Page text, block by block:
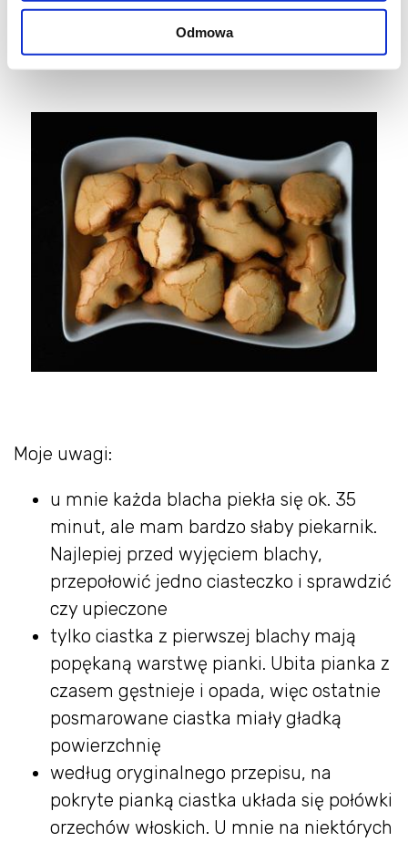
Odmowa
Moje uwagi:
u mnie każda blacha piekła się ok. 35
minut, ale mam bardzo słaby piekarnik.
Najlepiej przed wyjęciem blachy,
przepołowić jedno ciasteczko i sprawdzić
czy upieczone
tylko ciastka z pierwszej blachy mają
popękaną warstwę pianki. Ubita pianka z
czasem gęstnieje i opada, więc ostatnie
posmarowane ciastka miały gładką
powierzchnię
według oryginalnego przepisu, na
pokryte pianką ciastka układa się połówki
orzechów włoskich. U mnie na niektórych